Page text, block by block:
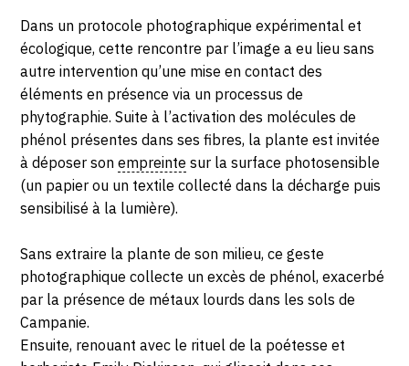
Dans un protocole photographique expérimental et
écologique, cette rencontre par l’image a eu lieu sans
autre intervention qu’une mise en contact des
éléments en présence via un processus de
phytographie. Suite à l’activation des molécules de
phénol présentes dans ses fibres, la plante est invitée
à déposer sonempreinte sur la surface photosensible
(un papier ou un textile collecté dans la décharge puis
sensibilisé à la lumière).
Sans extraire la plante de son milieu, ce geste
photographique collecte un excès de phénol, exacerbé
par la présence de métaux lourds dans les sols de
Campanie.
Ensuite, renouant avec le rituel de la poétesse et